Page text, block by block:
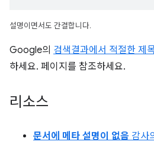
설명이면서도 간결합니다.
Google의 검색결과에서 적절한 제
하세요. 페이지를 참조하세요.
리소스
문서에 메타 설명이 없음 감사